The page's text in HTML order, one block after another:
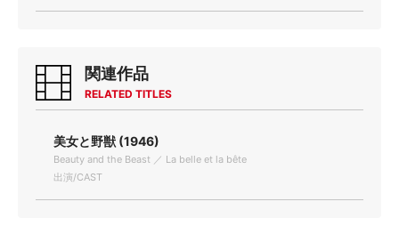
関連作品
RELATED TITLES
美女と野獣 (1946)
Beauty and the Beast ／ La belle et la bête
出演/CAST